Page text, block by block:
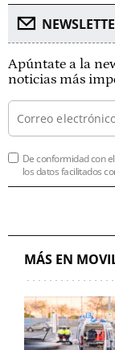
Apúntate a la
noticias más
De conformidad con el
los datos facilitados
MÁS EN